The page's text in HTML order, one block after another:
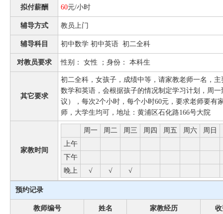
拟付薪酬 60元/小时
辅导方式 教员上门
辅导科目 初中数学 初中英语 初二全科
对教员要求 性别： 女性 ；身份： 本科生
其它要求
初二全科，女孩子，成绩中等，请家教老师一名，
数学和英语，会根据孩子的情况制定学习计划，周
议），每次2个小时，每个小时60元，要求老师要有
师，大学生均可，地址：黄浦区石化路166号大院
家教时间
周一 周二 周三 周四 周五 周六 周日
上午
下午
晚上
√ √ √
预约记录
教师编号 姓名 家教经历